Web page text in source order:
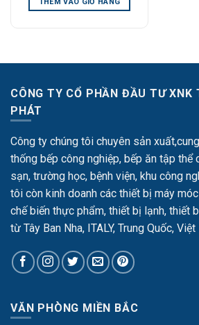
CÔNG TY CỔ PHẦN ĐẦU TƯ XNK
PHÁT
Công ty chúng tôi chuyên sản
thống bếp công nghiệp, bếp ăn tập thể
sạn, trường học, bệnh viện, khu công
tôi còn kinh doanh các thiết bị máy
chế biến thực phẩm, thiết bị lạnh, thiết
từ Tây Ban Nha, ITALY, Trung Quốc, Việt
VĂN PHÒNG MIỀN BẮC